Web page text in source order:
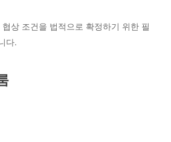
상 조건을 법적으로 확정하기 위한 필
다.